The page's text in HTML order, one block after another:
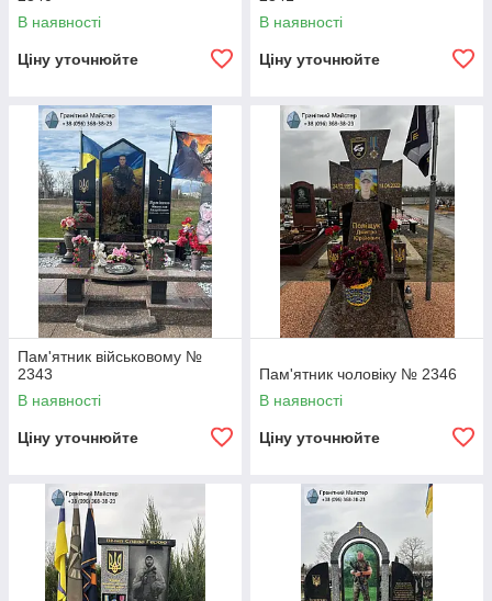
В наявності
Ціну уточнюйте
В наявності
Ціну уточнюйте
Пам'ятник військовому №
2343
В наявності
Ціну уточнюйте
Пам'ятник чоловіку № 2346
В наявності
Ціну уточнюйте